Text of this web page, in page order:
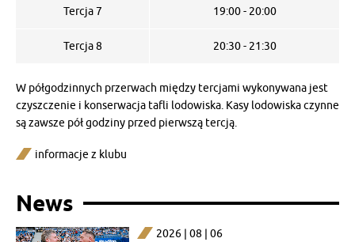
Tercja 7 19:00 - 20:00
Tercja 8 20:30 - 21:30
W półgodzinnych przerwach między tercjami wykonywana jest
czyszczenie i konserwacja tafli lodowiska. Kasy lodowiska czynne
są zawsze pół godziny przed pierwszą tercją.
informacje z klubu
News
2026 | 08 | 06